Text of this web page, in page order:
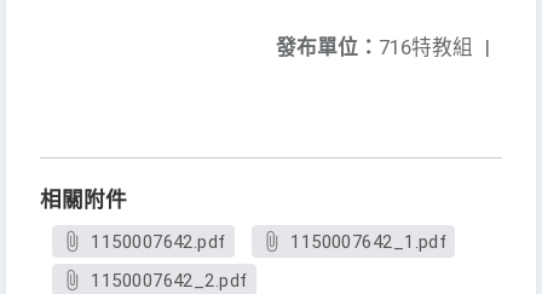
發布單位： 716特教組 |
相關附件
1150007642.pdf
1150007642_1.pdf
1150007642_2.pdf